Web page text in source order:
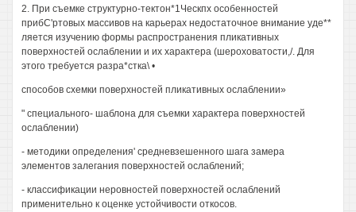
2. При съемке структурно-тектон*1Ческпх особенностей
прибС'ртовых массивов на карьерах недостаточное внимание уде**
ляется изучению формы распространения пликативных
поверхностей ослаблении и их характера (шероховатости,/. Для
этого требуется разра*стка\ •
способов схемки поверхностей пликативных ослаблении»
" специального- шаблона для съемки характера поверхностей
ослаблении)
- методики определения' средневзешенного шага замера
элементов залегания поверхностей ослаблений;
- классификации неровностей поверхностей ослаблений
применительно к оценке устойчивости откосов.